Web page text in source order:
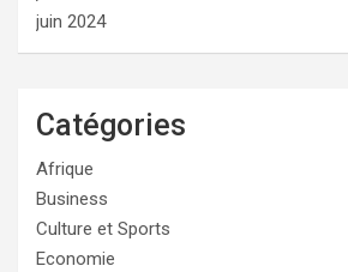
juin 2024
Catégories
Afrique
Business
Culture et Sports
Economie